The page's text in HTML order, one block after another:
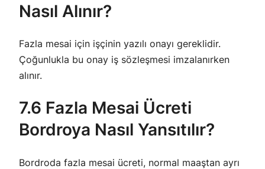
Nasıl Alınır?
Fazla mesai için işçinin yazılı onayı gereklidir.
Çoğunlukla bu onay iş sözleşmesi imzalanırken
alınır.
7.6 Fazla Mesai Ücreti
Bordroya Nasıl Yansıtılır?
Bordroda fazla mesai ücreti, normal maaştan ayrı